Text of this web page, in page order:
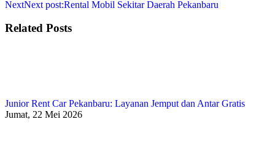
NextNext post:Rental Mobil Sekitar Daerah Pekanbaru
Related Posts
Junior Rent Car Pekanbaru: Layanan Jemput dan Antar Gratis
Jumat, 22 Mei 2026